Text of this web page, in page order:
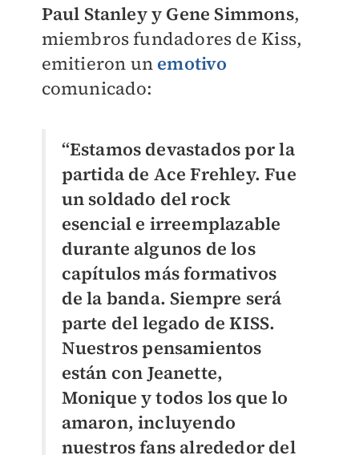
Paul Stanley y Gene Simmons,
miembros fundadores de Kiss,
emitieron un emotivo
comunicado:
“Estamos devastados por la
partida de Ace Frehley. Fue
un soldado del rock
esencial e irreemplazable
durante algunos de los
capítulos más formativos
de la banda. Siempre será
parte del legado de KISS.
Nuestros pensamientos
están con Jeanette,
Monique y todos los que lo
amaron, incluyendo
nuestros fans alrededor del